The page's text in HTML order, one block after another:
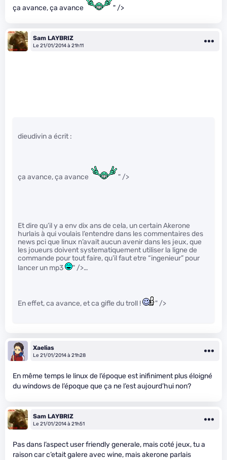
ça avance, ça avance " />
Sam LAYBRIZ
Le 21/01/2014 à 21h11
dieudivin a écrit :
ça avance, ça avance " />
Et dire qu’il y a env dix ans de cela, un certain Akerone
hurlais à qui voulais l’entendre dans les commentaires des
news pci que linux n’avait aucun avenir dans les jeux, que
les joueurs doivent systematiquement utiliser la ligne de
commande pour tout faire, qu’il faut etre “ingenieur” pour
lancer un mp3
" />…
En effet, ca avance, et ca gifle du troll ! " />
Xaelias
Le 21/01/2014 à 21h28
En même temps le linux de l’époque est inifiniment plus éloigné
du windows de l’époque que ça ne l’est aujourd’hui non?
Sam LAYBRIZ
Le 21/01/2014 à 21h51
Pas dans l’aspect user friendly generale, mais coté jeux, tu a
raison car c’etait galere avec wine, mais akerone parlais